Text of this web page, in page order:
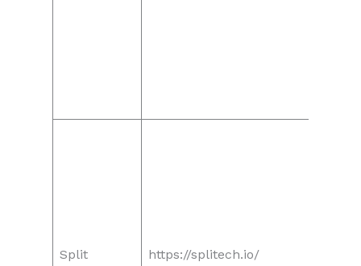
Split https://splitech.io/